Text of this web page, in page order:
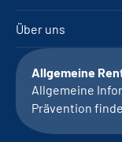
Über uns
Allgemeine
Allgemeine
Prävention